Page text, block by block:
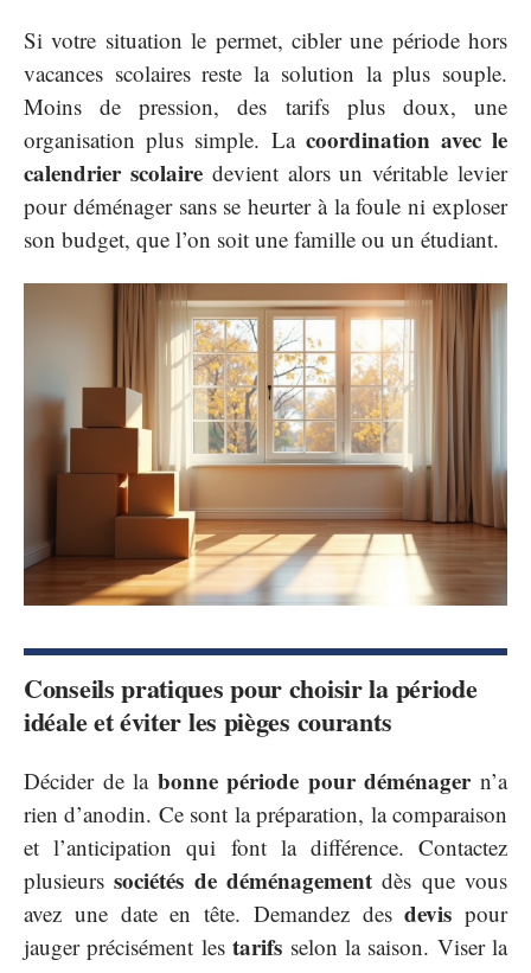
Si votre situation le permet, cibler une période hors
vacances scolaires reste la solution la plus souple.
Moins de pression, des tarifs plus doux, une
organisation plus simple. La coordination avec le
calendrier scolairedevient alors un véritable levier
pour déménager sans se heurter à la foule ni exploser
son budget, que l’on soit une famille ou un étudiant.
Conseils pratiques pour choisir la période
idéale et éviter les pièges courants
Décider de la bonne période pour déménagern’a
rien d’anodin. Ce sont la préparation, la comparaison
et l’anticipation qui font la différence. Contactez
plusieurssociétés de déménagement dès que vous
avez une date en tête. Demandez desdevis pour
jauger précisément lestarifs selon la saison. Viser la